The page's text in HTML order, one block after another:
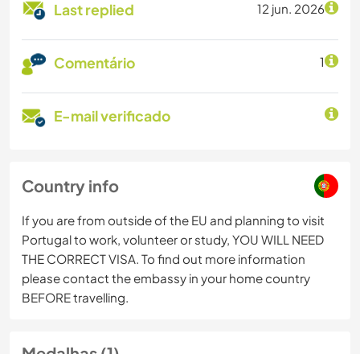
Last replied 12 jun. 2026
Comentário 1
E-mail verificado
Country info
If you are from outside of the EU and planning to visit
Portugal to work, volunteer or study, YOU WILL NEED
THE CORRECT VISA. To find out more information
please contact the embassy in your home country
BEFORE travelling.